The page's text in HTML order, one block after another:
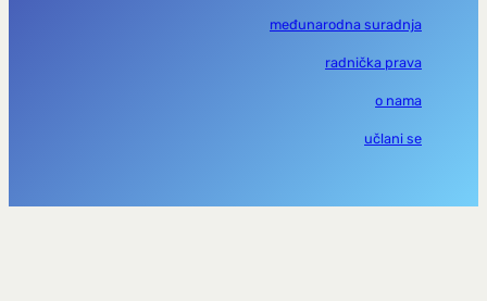
međunarodna suradnja
radnička prava
o nama
učlani se